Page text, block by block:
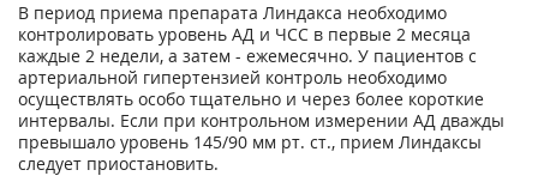
В период приема препарата Линдакса необходимо
контролировать уровень АД и ЧСС в первые 2 месяца
каждые 2 недели, а затем - ежемесячно. У пациентов с
артериальной гипертензией контроль необходимо
осуществлять особо тщательно и через более короткие
интервалы. Если при контрольном измерении АД дважды
превышало уровень 145/90 мм рт. ст., прием Линдаксы
следует приостановить.